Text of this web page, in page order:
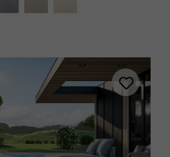
kavics árnyalt
krém árnyalt
kvarcit